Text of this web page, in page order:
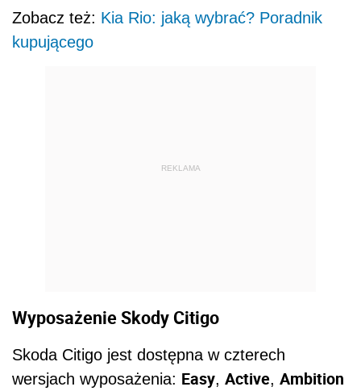
Zobacz też: Kia Rio: jaką wybrać? Poradnik
kupującego
REKLAMA
Wyposażenie Skody Citigo
Skoda Citigo jest dostępna w czterech
wersjach wyposażenia: Easy, Active, Ambition